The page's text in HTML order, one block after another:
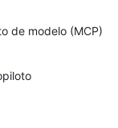
de modelo (MCP)